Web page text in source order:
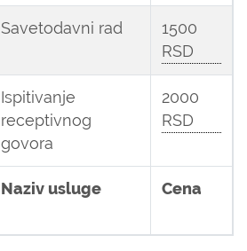
Naziv usluge Cena
Savetodavni rad
1500
RSD
Ispitivanje
receptivnog
govora
2000
RSD